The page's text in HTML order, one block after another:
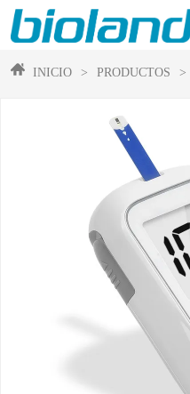
INICIO > PRODUCTOS >